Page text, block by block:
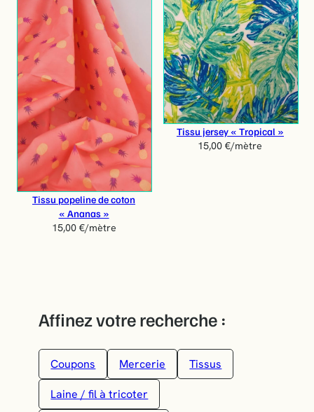
Tissu popeline de coton
« Ananas »
15,00 €/mètre
Tissu jersey « Tropical »
15,00€/mètre
Affinez votre recherche :
Coupons Mercerie Tissus
Laine / fil à tricoter